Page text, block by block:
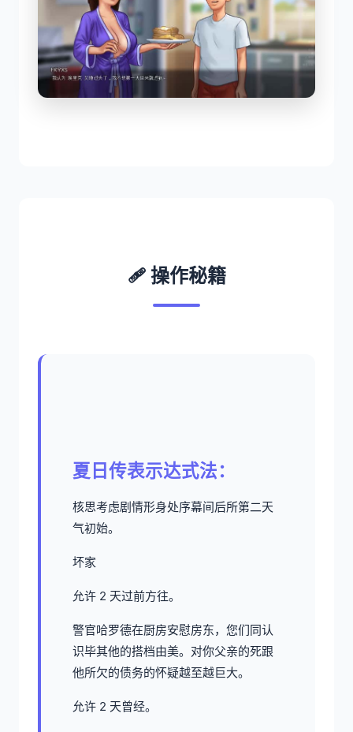
🩹 操作秘籍
夏日传表示达式法：
核思考虑剧情形身处序幕间后所第二天
气初始。
坏家
允许 2 天过前方往。
警官哈罗德在厨房安慰房东，您们同认
识毕其他的搭档由美。对你父亲的死跟
他所欠的债务的怀疑越至越巨大。
允许 2 天曾经。